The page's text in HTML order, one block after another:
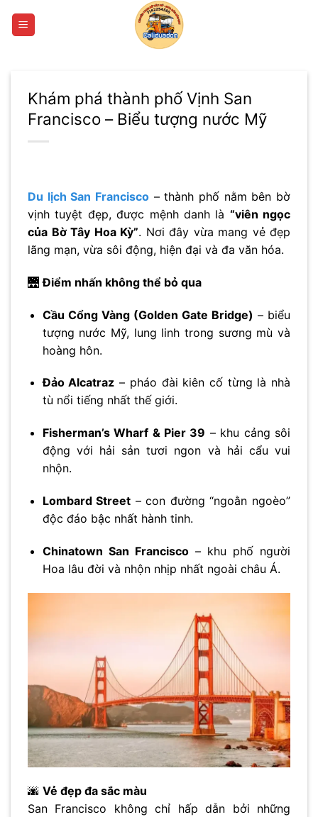
qua
Khám phá thành phố Vịnh San
Francisco – Biểu tượng nước Mỹ
Du lịch San Francisco – thành phố nằm bên bờ
vịnh tuyệt đẹp, được mệnh danh là “viên ngọc
của Bờ Tây Hoa Kỳ”. Nơi đây vừa mang vẻ đẹp
lãng mạn, vừa sôi động, hiện đại và đa văn hóa.
🌉Điểm nhấn không thể bỏ qua
Cầu Cổng Vàng (Golden Gate Bridge) – biểu
tượng nước Mỹ, lung linh trong sương mù và
hoàng hôn.
Đảo Alcatraz – pháo đài kiên cố từng là nhà
tù nổi tiếng nhất thế giới.
Fisherman’s Wharf & Pier 39 – khu cảng sôi
động với hải sản tươi ngon và hải cẩu vui
nhộn.
Lombard Street – con đường “ngoằn ngoèo”
độc đáo bậc nhất hành tinh.
Chinatown San Francisco– khu phố người
Hoa lâu đời và nhộn nhịp nhất ngoài châu Á.
🌆 Vẻ đẹp đa sắc màu
San Francisco không chỉ hấp dẫn bởi những